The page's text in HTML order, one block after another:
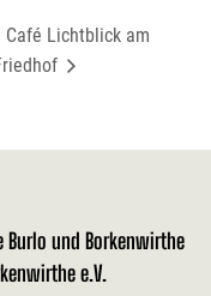
Café Lichtblick am
Burlo und Borkenwirthe
e.V.